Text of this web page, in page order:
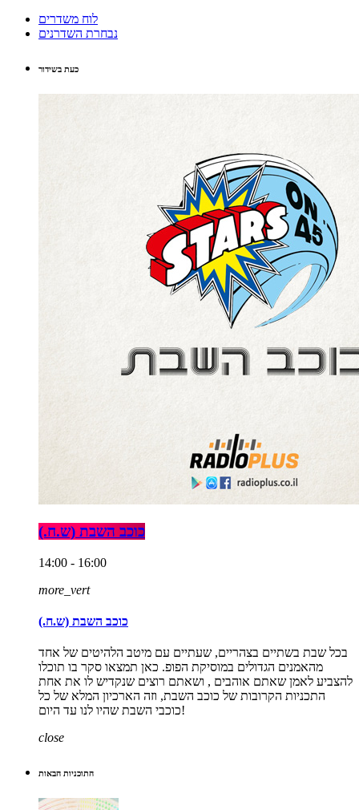
לוח משדרים
נבחרת השדרנים
כעת בשידור
כוכב השבת (ש.ח.)
14:00 - 16:00
more_vert
כוכב השבת (ש.ח.)
בכל שבת בשתיים בצהריים, שעתיים עם מיטב הלהיטים של אחד
מהאמנים הגדולים במוסיקת הפופ. כאן תמצאו סקר בו תוכלו
להצביע לאמן שאתם אוהבים , ושאתם רוצים שנקדיש לו את אחת
התכניות הקרובות של כוכב השבת, וזה הארכיון המלא של כל
כוכבי השבת שהיו לנו עד היום!
close
התוכניות הבאות